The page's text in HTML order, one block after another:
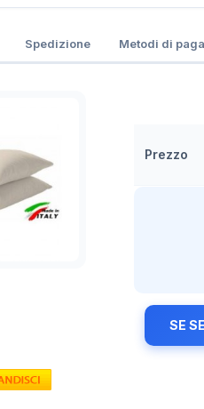
Spedizione Metodi di
Prezzo
SE